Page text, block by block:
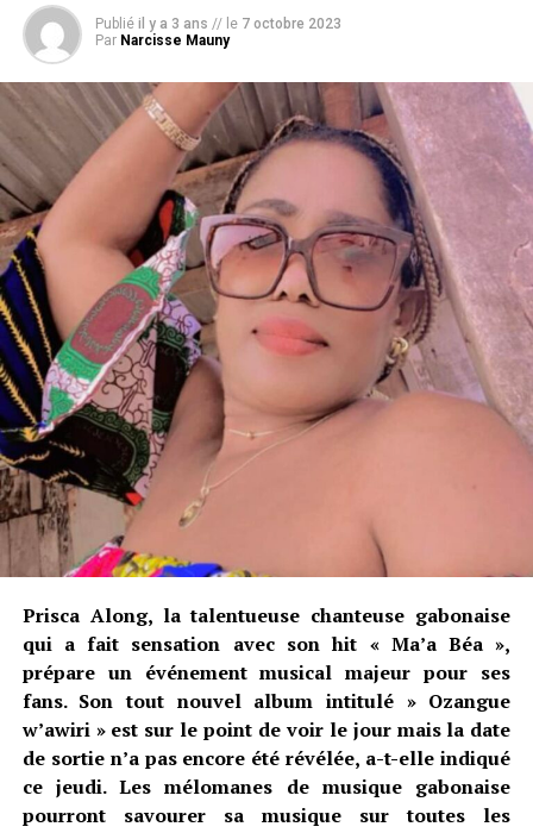
Publié il y a 3 ans // le 7 octobre 2023
Par Narcisse Mauny
Prisca Along, la talentueuse chanteuse gabonaise
qui a fait sensation avec son hit « Ma’a Béa »,
prépare un événement musical majeur pour ses
fans. Son tout nouvel album intitulé » Ozangue
w’awiri » est sur le point de voir le jour mais la date
de sortie n’a pas encore été révélée, a-t-elle indiqué
ce jeudi. Les mélomanes de musique gabonaise
pourront savourer sa musique sur toutes les